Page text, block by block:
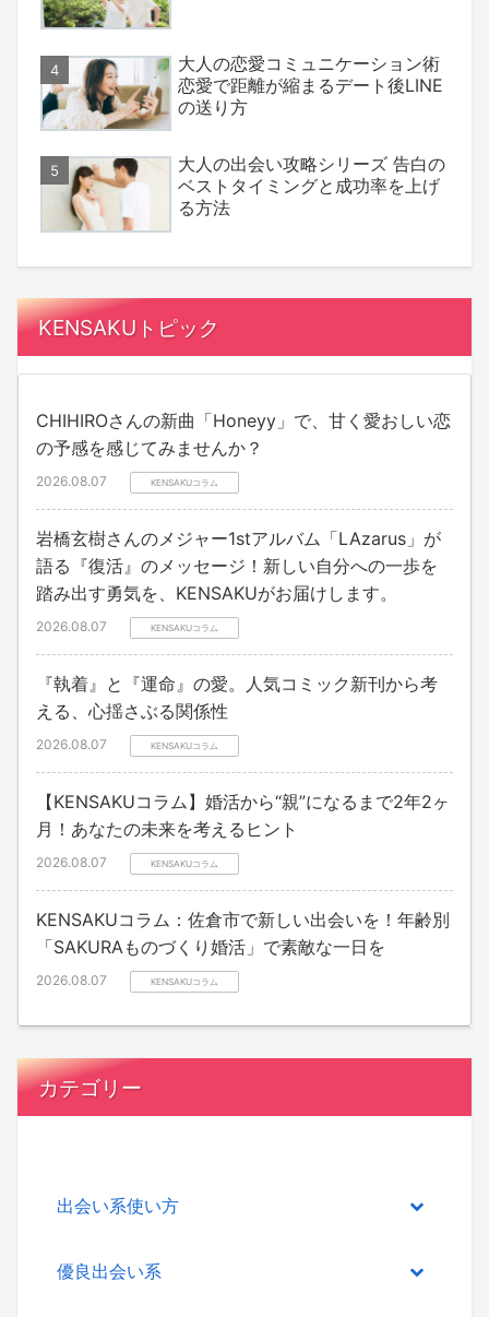
大人の恋愛コミュニケーション術
恋愛で距離が縮まるデート後LINE
の送り方
大人の出会い攻略シリーズ 告白の
ベストタイミングと成功率を上げ
る方法
KENSAKUトピック
CHIHIROさんの新曲「Honeyy」で、甘く愛おしい恋
の予感を感じてみませんか？
2026.08.07 KENSAKUコラム
岩橋玄樹さんのメジャー1stアルバム「LAzarus」が
語る『復活』のメッセージ！新しい自分への一歩を
踏み出す勇気を、KENSAKUがお届けします。
2026.08.07 KENSAKUコラム
『執着』と『運命』の愛。人気コミック新刊から考
える、心揺さぶる関係性
2026.08.07 KENSAKUコラム
【KENSAKUコラム】婚活から“親”になるまで2年2ヶ
月！あなたの未来を考えるヒント
2026.08.07 KENSAKUコラム
KENSAKUコラム：佐倉市で新しい出会いを！年齢別
「SAKURAものづくり婚活」で素敵な一日を
2026.08.07 KENSAKUコラム
カテゴリー
出会い系使い方
優良出会い系